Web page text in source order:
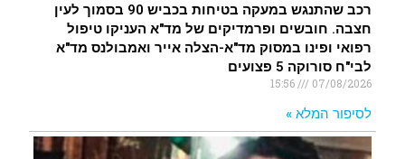
רכב שהתנגש במעקה בטיחות בכביש 90 בסמוך לעין
חצבה. חובשים ופרמדיקים של מד"א העניקו טיפול
רפואי ופינו במסוק מד"א-הצלה אייר ואמבולנס מד"א
לבי"ח סורוקה 5 פצועים
07/08/2026
15:56
לסיפור המלא »